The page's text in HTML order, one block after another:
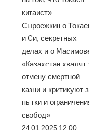
китаист» —
Сыроежкин о
и Си, секретных
делах и о
«Казахстан хвалят
отмену смертной
казни и критикуют
пытки и
свобод»
24.01.2025 12:00